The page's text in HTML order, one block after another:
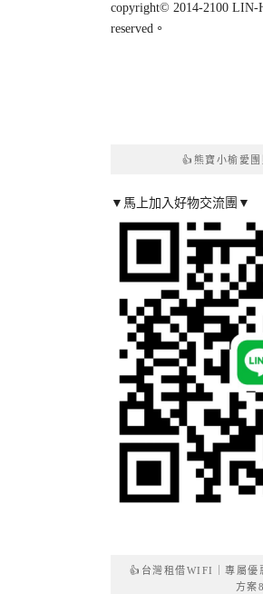
copyright© 2014-2100
reserved。
👍熊寶小榆愛
▼馬上加入好物交流團▼
👍台灣租借WIFI｜專屬
方案